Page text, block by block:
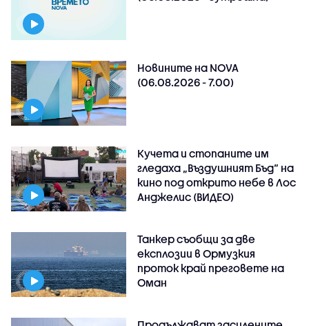
Новините на NOVA
(06.08.2026 - 7.00)
Кучета и стопаните им
гледаха „Въздушният Бъд“ на
кино под открито небе в Лос
Анджелис (ВИДЕО)
Танкер съобщи за две
експлозии в Ормузкия
проток край преговете на
Оман